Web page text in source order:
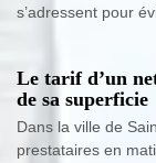
s’adressent pour
Le tarif d’un
de sa superficie
Dans la ville de
prestataires en